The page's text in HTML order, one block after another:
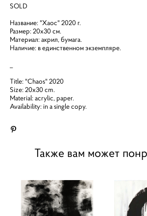
SOLD
Название: "Хаос" 2020 г.
Размер: 20х30 см.
Материал: акрил, бумага.
Наличие: в единственном экземпляре.
Title: "Chaos" 2020
Size: 20x30 cm.
Material: acrylic, paper.
Availability: in a single copy.
Также вам может